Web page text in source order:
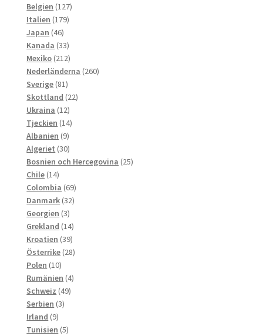
produkter
Belgien 127127
Italien 179179
Japan 4646
produkter
Kanada 3333
produkter
Mexiko 212212
produkter
Nederländerna 260260
Sverige 8181
produkter
Skottland 2222
Ukraina 1212
produkter
Tjeckien 1414
Albanien 99
produkter
Algeriet 3030
produkter
Bosnien och Hercegovina 2525
Chile 1414
produkter
Colombia 6969
produkter
Danmark 3232
Georgien 33
produkter
Grekland 1414
produkter
Kroatien 3939
produkter
Österrike 2828
Polen 1010
produkter
Rumänien 44
Schweiz 4949
Serbien 33
Irland 99
produkter
Tunisien 55